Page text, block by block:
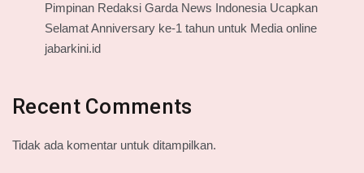
Pimpinan Redaksi Garda News Indonesia Ucapkan
Selamat Anniversary ke-1 tahun untuk Media online
jabarkini.id
Recent Comments
Tidak ada komentar untuk ditampilkan.